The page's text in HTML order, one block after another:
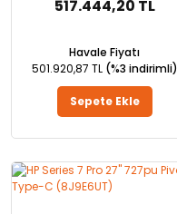
517.444,20 TL
Havale Fiyatı
501.920,87 TL (%3 indirimli)
Sepete Ekle